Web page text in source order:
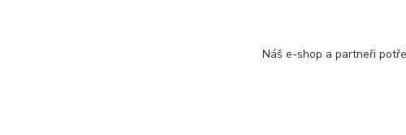
Náš e-shop a partneři